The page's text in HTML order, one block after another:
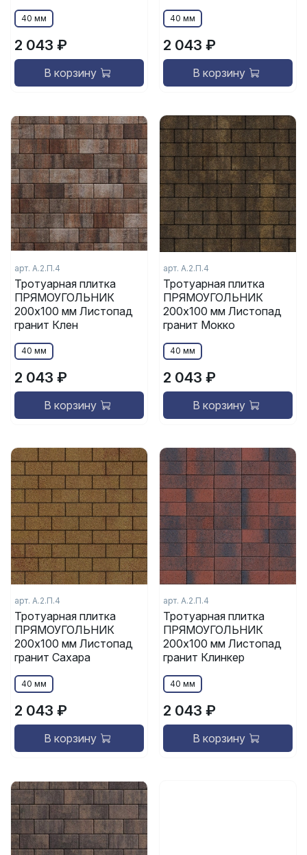
40 мм
2 043 ₽
В корзину
40 мм
2 043 ₽
В корзину
арт. А.2.П.4
Тротуарная плитка
ПРЯМОУГОЛЬНИК
200x100 мм Листопад
гранит Клен
40 мм
2 043 ₽
В корзину
арт. А.2.П.4
Тротуарная плитка
ПРЯМОУГОЛЬНИК
200x100 мм Листопад
гранит Мокко
40 мм
2 043 ₽
В корзину
арт. А.2.П.4
Тротуарная плитка
ПРЯМОУГОЛЬНИК
200x100 мм Листопад
гранит Сахара
40 мм
2 043 ₽
В корзину
арт. А.2.П.4
Тротуарная плитка
ПРЯМОУГОЛЬНИК
200x100 мм Листопад
гранит Клинкер
40 мм
2 043 ₽
В корзину